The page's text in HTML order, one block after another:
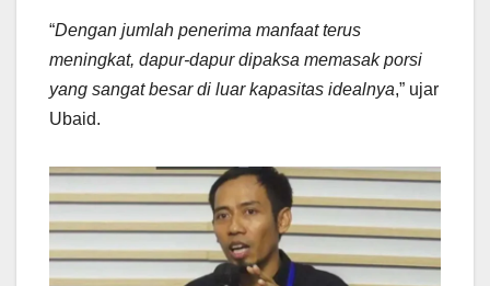
“Dengan jumlah penerima manfaat terus
meningkat, dapur-dapur dipaksa memasak porsi
yang sangat besar di luar kapasitas idealnya,” ujar
Ubaid.